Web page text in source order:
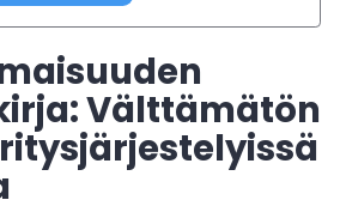
Välttämätön